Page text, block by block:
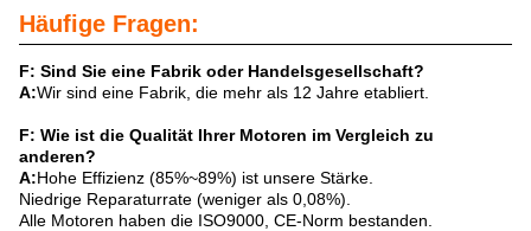
Häufige Fragen:
F: Sind Sie eine Fabrik oder Handelsgesellschaft?
A:Wir sind eine Fabrik, die mehr als 12 Jahre etabliert.
F: Wie ist die Qualität Ihrer Motoren im Vergleich zu
anderen?
A:Hohe Effizienz (85%~89%) ist unsere Stärke.
Niedrige Reparaturrate (weniger als 0,08%).
Alle Motoren haben die ISO9000, CE-Norm bestanden.